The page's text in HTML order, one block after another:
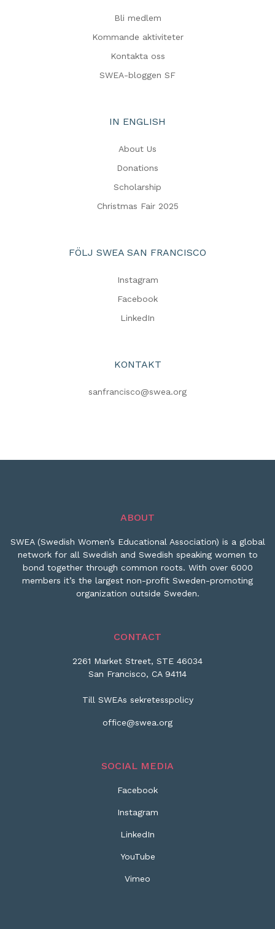
Bli medlem
Kommande aktiviteter
Kontakta oss
SWEA-bloggen SF
IN ENGLISH
About Us
Donations
Scholarship
Christmas Fair 2025
FÖLJ SWEA SAN FRANCISCO
Instagram
Facebook
LinkedIn
KONTAKT
sanfrancisco@swea.org
ABOUT
SWEA (Swedish Women’s Educational Association) is a global
network for all Swedish and Swedish speaking women to
bond together through common roots. With over 6000
members it’s the largest non-profit Sweden-promoting
organization outside Sweden.
CONTACT
2261 Market Street, STE 46034
San Francisco, CA 94114
Till SWEAs sekretesspolicy
office@swea.org
SOCIAL MEDIA
Facebook
Instagram
LinkedIn
YouTube
Vimeo